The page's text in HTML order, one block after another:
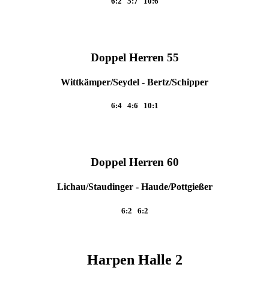
Doppel Herren 55
Wittkämper/Seydel - Bertz/Schipper
6:4 4:6 10:1
Doppel Herren 60
Lichau/Staudinger - Haude/Pottgießer
6:2 6:2
Harpen Halle 2